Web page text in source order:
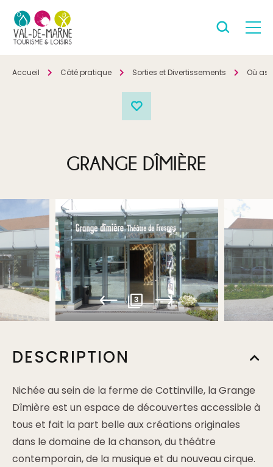
Accueil Côté pratique Sorties et Divertissements Où
GRANGE DÎMIÈRE
3
DESCRIPTION
Nichée au sein de la ferme de Cottinville, la Grange
Dîmière est un espace de découvertes accessible à
tous et fait la part belle aux créations originales
dans le domaine de la chanson, du théâtre
contemporain, de la musique et du nouveau cirque.